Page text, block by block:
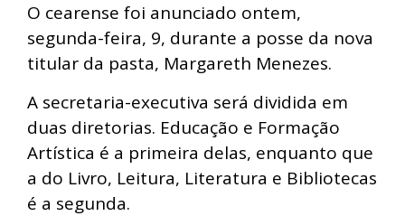
O cearense foi anunciado ontem,
segunda-feira, 9, durante a posse da nova
titular da pasta, Margareth Menezes.
A secretaria-executiva será dividida em
duas diretorias. Educação e Formação
Artística é a primeira delas, enquanto que
a do Livro, Leitura, Literatura e Bibliotecas
é a segunda.